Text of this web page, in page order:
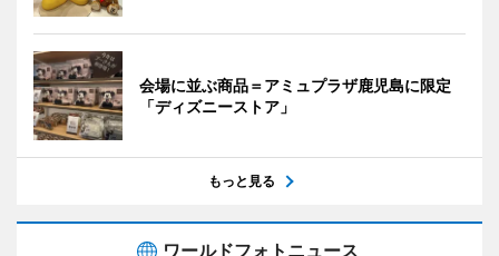
会場に並ぶ商品＝アミュプラザ鹿児島に限定
「ディズニーストア」
もっと見る
ワールドフォトニュース